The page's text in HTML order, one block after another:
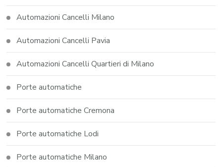
Automazioni Cancelli Milano
Automazioni Cancelli Pavia
Automazioni Cancelli Quartieri di Milano
Porte automatiche
Porte automatiche Cremona
Porte automatiche Lodi
Porte automatiche Milano